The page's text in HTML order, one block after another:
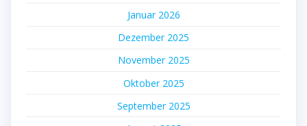
Januar 2026
Dezember 2025
November 2025
Oktober 2025
September 2025